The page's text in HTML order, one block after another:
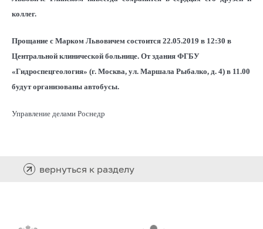
коллег.
Прощание с Марком Львовичем состоится 22.05.2019 в 12:30 в
Центральной клинической больнице. От здания ФГБУ
«Гидроспецгеология» (г. Москва, ул. Маршала Рыбалко, д. 4) в 11.00
будут организованы автобусы.
Управление делами Роснедр
вернуться к разделу